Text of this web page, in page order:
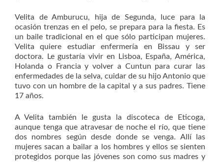
Velita de Amburucu, hija de Segunda, luce para la
ocasión trenzas en el pelo, se prepara para la fiesta. Es
un baile tradicional en el que sólo participan mujeres.
Velita quiere estudiar enfermería en Bissau y ser
doctora. Le gustaría vivir en Lisboa, España, América,
Holanda o Francia y volver a Cuntun para curar las
enfermedades de la selva, cuidar de su hijo Antonio que
tuvo con un hombre de la capital y a sus padres. Tiene
17 años.
A Velita también le gusta la discoteca de Eticoga,
aunque tenga que atravesar de noche el río, que tiene
dos nombres según desde donde se venga. Allí las
mujeres sacan a bailar a los hombres y ellos se sienten
protegidos porque las jóvenes son como sus madres y